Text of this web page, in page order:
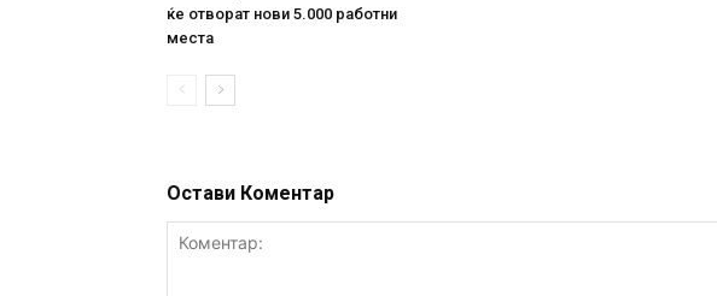
ќе отворат нови 5.000 работни
места
Остави Коментар